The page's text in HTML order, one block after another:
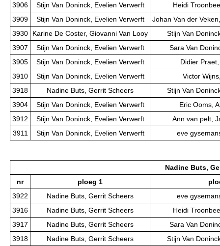
3906
Stijn Van Doninck, Evelien Verwerft
Heidi
3909
Stijn Van Doninck, Evelien Verwerft
Johan Van der
3930
Karine De Coster, Giovanni Van Looy
Stijn Van
3907
Stijn Van Doninck, Evelien Verwerft
Sara Van
3905
Stijn Van Doninck, Evelien Verwerft
Didier
3910
Stijn Van Doninck, Evelien Verwerft
Victor
3918
Nadine Buts, Gerrit Scheers
Stijn Van
3904
Stijn Van Doninck, Evelien Verwerft
Eric Ooms,
3912
Stijn Van Doninck, Evelien Verwerft
Ann van pelt,
3911
Stijn Van Doninck, Evelien Verwerft eve
Nadine Buts,
nr
ploeg 1
3922
Nadine Buts, Gerrit Scheers
eve
3916
Nadine Buts, Gerrit Scheers
Heidi
3917
Nadine Buts, Gerrit Scheers
Sara Van
3918
Nadine Buts, Gerrit Scheers
Stijn Van